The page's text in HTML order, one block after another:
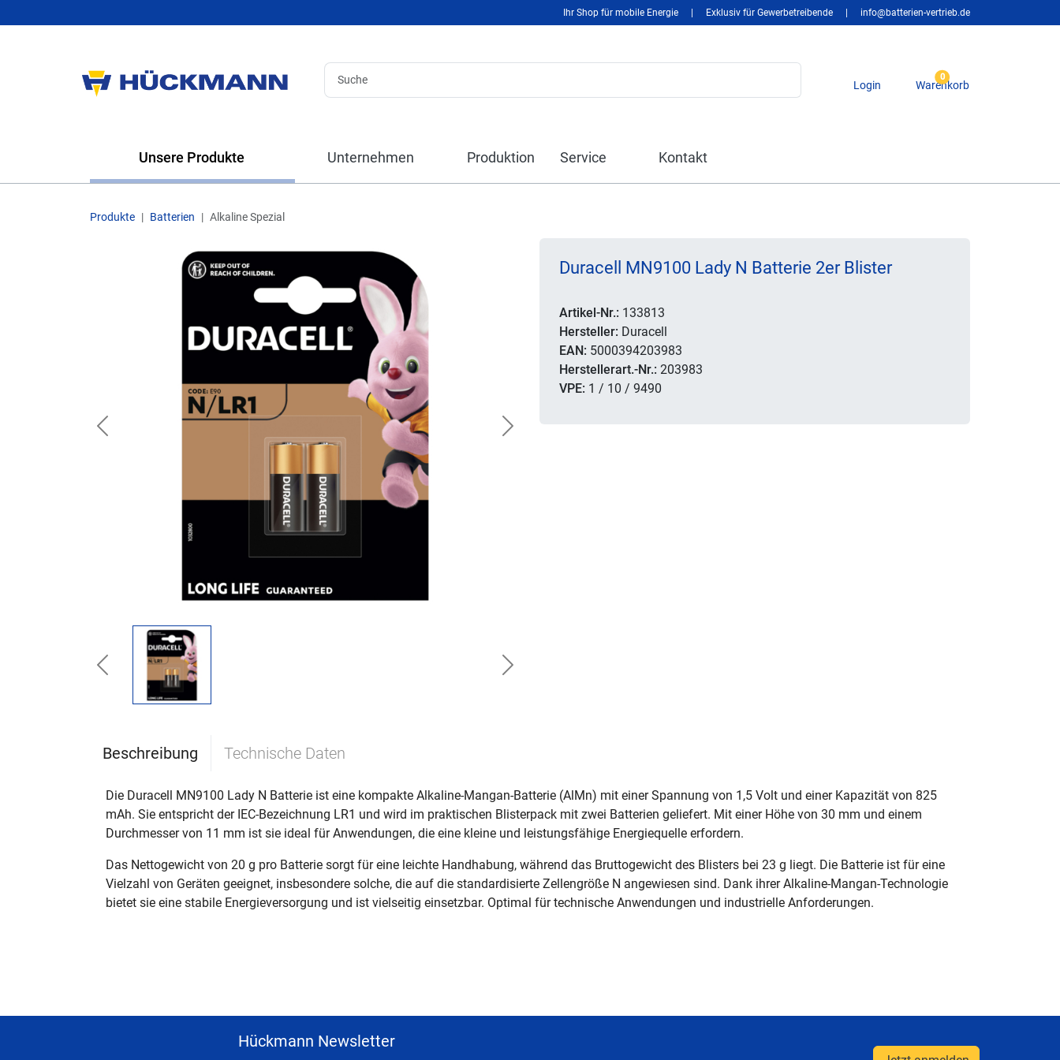
Ihr Shop für mobile Energie Exklusiv für Gewerbetreibende info@batterien-vertrieb.de
Login
0
Warenkorb
Unsere Produkte Unternehmen Produktion Service Kontakt
Produkte Batterien Alkaline Spezial
Previous Next
Previous Next
Duracell MN9100 Lady N Batterie 2er Blister
Artikel-Nr.: 133813
Hersteller: Duracell
EAN: 5000394203983
Herstellerart.-Nr.: 203983
VPE: 1 / 10 / 9490
Beschreibung Technische Daten
Die Duracell MN9100 Lady N Batterie ist eine kompakte Alkaline-Mangan-Batterie (AlMn) mit einer Spannung von 1,5 Volt und einer Kapazität von 825
mAh. Sie entspricht der IEC-Bezeichnung LR1 und wird im praktischen Blisterpack mit zwei Batterien geliefert. Mit einer Höhe von 30 mm und einem
Durchmesser von 11 mm ist sie ideal für Anwendungen, die eine kleine und leistungsfähige Energiequelle erfordern.
Das Nettogewicht von 20 g pro Batterie sorgt für eine leichte Handhabung, während das Bruttogewicht des Blisters bei 23 g liegt. Die Batterie ist für eine
Vielzahl von Geräten geeignet, insbesondere solche, die auf die standardisierte Zellengröße N angewiesen sind. Dank ihrer Alkaline-Mangan-Technologie
bietet sie eine stabile Energieversorgung und ist vielseitig einsetzbar. Optimal für technische Anwendungen und industrielle Anforderungen.
Hückmann Newsletter